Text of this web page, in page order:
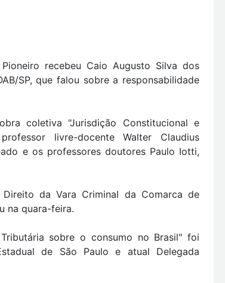
recebeu Caio Augusto Silva dos
SP, que falou sobre a responsabilidade
coletiva "Jurisdição Constitucional e
livre-docente Walter Claudius
e os professores doutores Paulo Iotti,
da Vara Criminal da Comarca de
na quara-feira.
sobre o consumo no Brasil" foi
de São Paulo e atual Delegada